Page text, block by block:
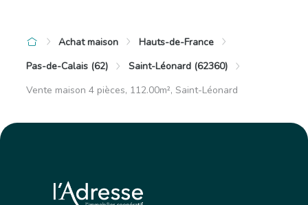
Achat maison
Hauts-de-France
Pas-de-Calais (62)
Saint-Léonard (62360)
Vente maison 4 pièces, 112.00m², Saint-Léonard